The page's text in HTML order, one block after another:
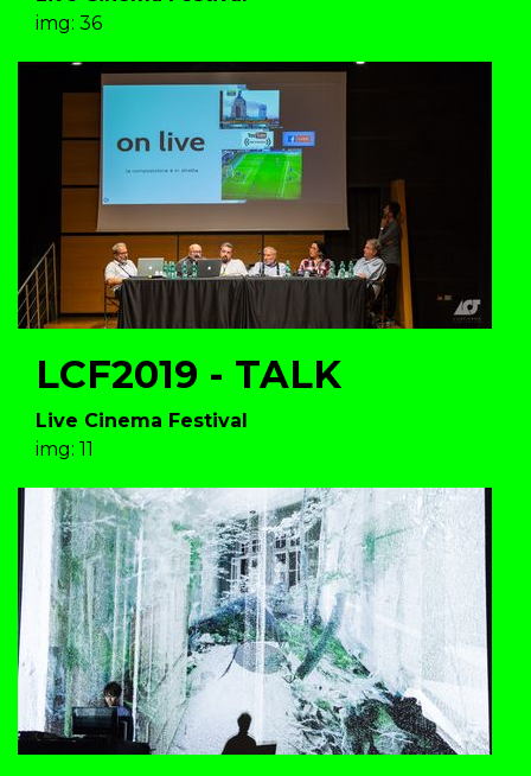
img: 36
LCF2019 - TALK
Live Cinema Festival
img: 11